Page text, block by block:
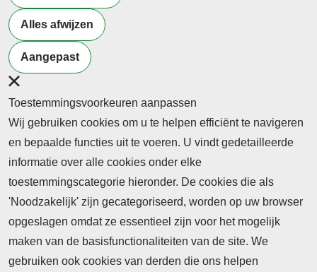
Terug naar nieuwsoverzicht
Alles afwijzen
Aangepast
Toestemmingsvoorkeuren aanpassen
Wij gebruiken cookies om u te helpen efficiënt te navigeren
en bepaalde functies uit te voeren. U vindt gedetailleerde
informatie over alle cookies onder elke
toestemmingscategorie hieronder. De cookies die als
'Noodzakelijk' zijn gecategoriseerd, worden op uw browser
opgeslagen omdat ze essentieel zijn voor het mogelijk
maken van de basisfunctionaliteiten van de site. We
gebruiken ook cookies van derden die ons helpen